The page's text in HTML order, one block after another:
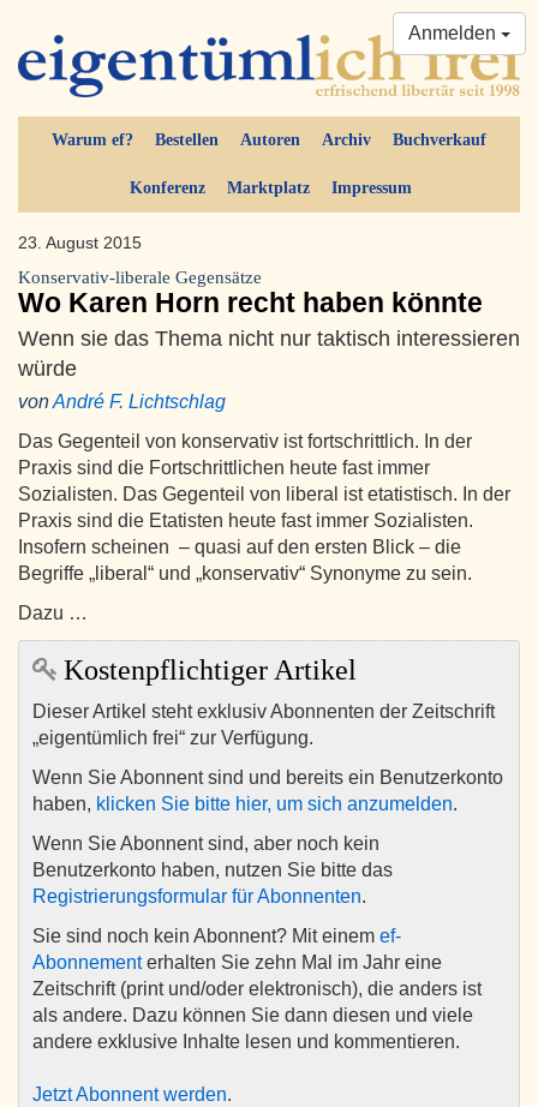
Warum ef? Bestellen Autoren Archiv Buchverkauf
Konferenz Marktplatz Impressum
Anmelden
23. August 2015
Konservativ-liberale Gegensätze
Wo Karen Horn recht haben könnte
Wenn sie das Thema nicht nur taktisch interessieren
würde
vonAndré F. Lichtschlag
Das Gegenteil von konservativ ist fortschrittlich. In der
Praxis sind die Fortschrittlichen heute fast immer
Sozialisten. Das Gegenteil von liberal ist etatistisch. In der
Praxis sind die Etatisten heute fast immer Sozialisten.
Insofern scheinen – quasi auf den ersten Blick – die
Begriffe „liberal“ und „konservativ“ Synonyme zu sein.
Dazu …
Kostenpflichtiger Artikel
Dieser Artikel steht exklusiv Abonnenten der Zeitschrift
„eigentümlich frei“ zur Verfügung.
Wenn Sie Abonnent sind und bereits ein Benutzerkonto
haben, klicken Sie bitte hier, um sich anzumelden.
Wenn Sie Abonnent sind, aber noch kein
Benutzerkonto haben, nutzen Sie bitte das
Registrierungsformular für Abonnenten.
Sie sind noch kein Abonnent? Mit einem ef-
Abonnementerhalten Sie zehn Mal im Jahr eine
Zeitschrift (print und/oder elektronisch), die anders ist
als andere. Dazu können Sie dann diesen und viele
andere exklusive Inhalte lesen und kommentieren.
Jetzt Abonnent werden.